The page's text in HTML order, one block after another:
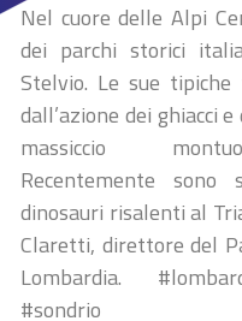
Nel cuore delle Alpi
dei parchi storici
Stelvio. Le sue
dall’azione dei ghiacci
massiccio
Recentemente
dinosauri risalenti al
Claretti, direttore del
Lombardia.
#sondrio